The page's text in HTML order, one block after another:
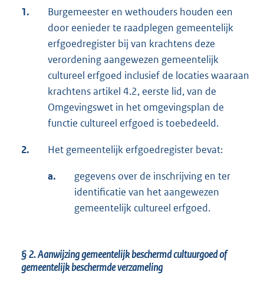
1.
Burgemeester en wethouders houden een
door eenieder te raadplegen gemeentelijk
erfgoedregister bij van krachtens deze
verordening aangewezen gemeentelijk
cultureel erfgoed inclusief de locaties waaraan
krachtens artikel 4.2, eerste lid, van de
Omgevingswet in het omgevingsplan de
functie cultureel erfgoed is toebedeeld.
2. Het gemeentelijk erfgoedregister bevat:
a.
gegevens over de inschrijving en ter
identificatie van het aangewezen
gemeentelijk cultureel erfgoed.
§ 2.Aanwijzing gemeentelijk beschermd cultuurgoed of
gemeentelijk beschermde verzameling